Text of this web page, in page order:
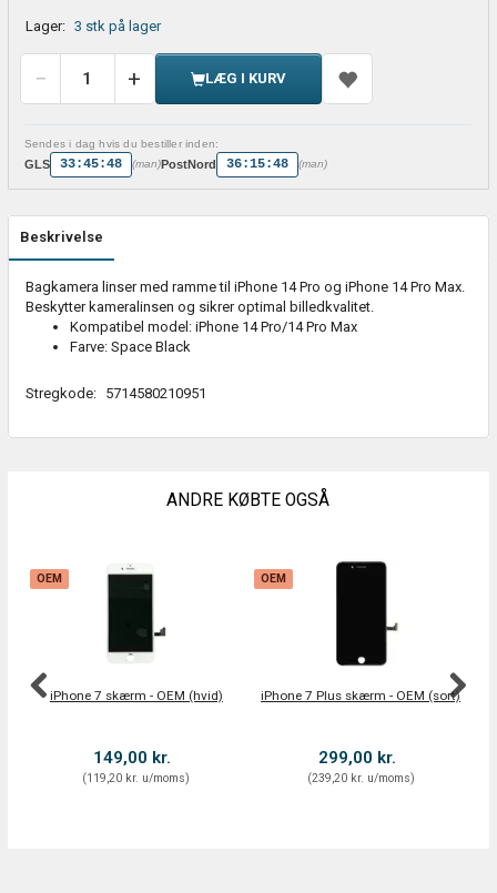
Lager: 3 stk på lager
LÆG I KURV
Sendes i dag hvis du bestiller inden:
GLS 33:45:48 (man)PostNord 36:15:48 (man)
Beskrivelse
Bagkamera linser med ramme til iPhone 14 Pro og iPhone 14 Pro Max.
Beskytter kameralinsen og sikrer optimal billedkvalitet.
Kompatibel model: iPhone 14 Pro/14 Pro Max
Farve: Space Black
Stregkode: 5714580210951
ANDRE KØBTE OGSÅ
OEM
iPhone 7 skærm - OEM (hvid)
149,00 kr.
(119,20 kr. u/moms)
OEM
iPhone 7 Plus skærm - OEM (sort)
299,00 kr.
(239,20 kr. u/moms)